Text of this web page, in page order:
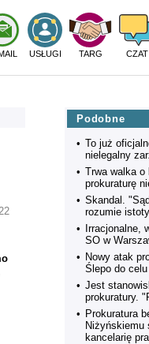
USŁUGI TARG CZAT
Podobne
• To już
nielegalny
• Trwa walka o
prokuraturę
• Skandal.
rozumie
•
Irracjonalne,
SO w
• Nowy atak
Ślepo do
• Jest
prokuratury.
• Prokuratura
Niżyńskiemu
kancelarię